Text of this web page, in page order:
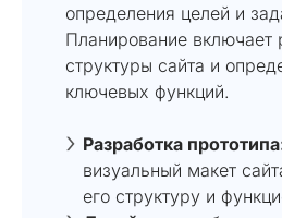
определения целей и
Планирование включает
структуры сайта и
ключевых функций.
Разработка
визуальный макет
его структуру и